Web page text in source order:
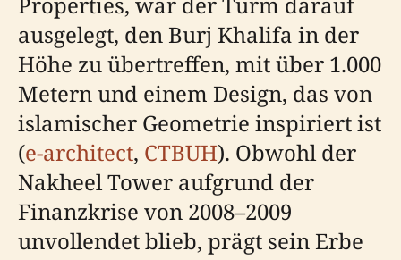
ausgelegt, den Burj Khalifa in der
Höhe zu übertreffen, mit über 1.000
Metern und einem Design, das von
islamischer Geometrie inspiriert ist
(e-architect, CTBUH). Obwohl der
Nakheel Tower aufgrund der
Finanzkrise von 2008–2009
unvollendet blieb, prägt sein Erbe